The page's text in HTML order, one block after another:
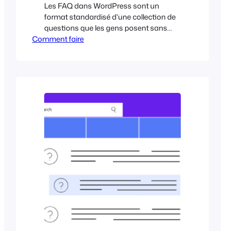
Les FAQ dans WordPress sont un
format standardisé d'une collection de
questions que les gens posent sans
cesse et auxquelles vous avez
d'y répondre. De cette façon, les gens
obtiennent ce dont ils ont besoin, et
vous ne gaspillez pas...
Comment faire